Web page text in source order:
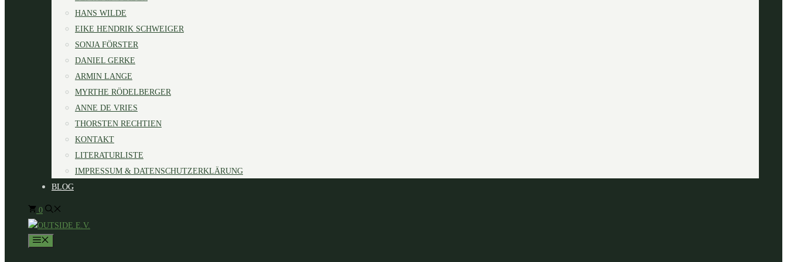
HANS WILDE
EIKE HENDRIK SCHWEIGER
SONJA FÖRSTER
DANIEL GERKE
ARMIN LANGE
MYRTHE RÖDELBERGER
ANNE DE VRIES
THORSTEN RECHTIEN
KONTAKT
LITERATURLISTE
IMPRESSUM & DATENSCHUTZERKLÄRUNG
BLOG
0